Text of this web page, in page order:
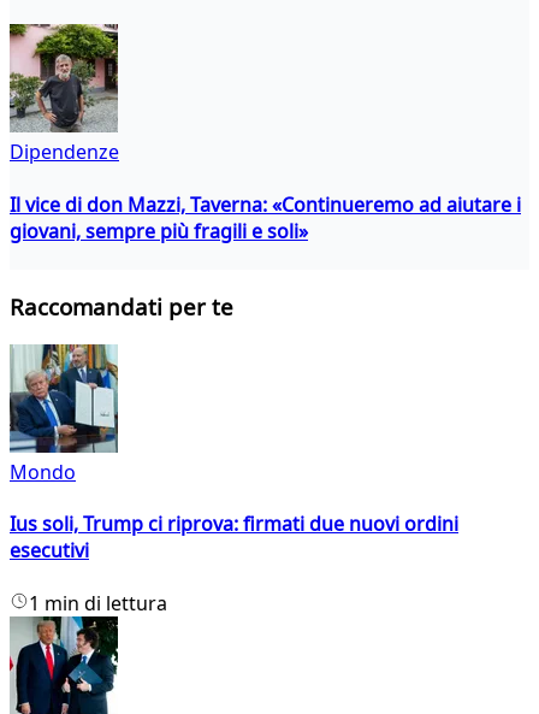
Dipendenze
Il vice di don Mazzi, Taverna: «Continueremo ad aiutare i
giovani, sempre più fragili e soli»
Raccomandati per te
Mondo
Ius soli, Trump ci riprova: firmati due nuovi ordini
esecutivi
1 min di lettura